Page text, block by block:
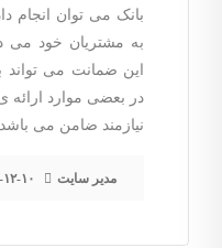
بانک می توان انجام
به مشتریان خود می
این ضمانت می
در بعضی موارد ارائه
نیازمند ضامن می
مدیر سایت ۱۳۹۸-